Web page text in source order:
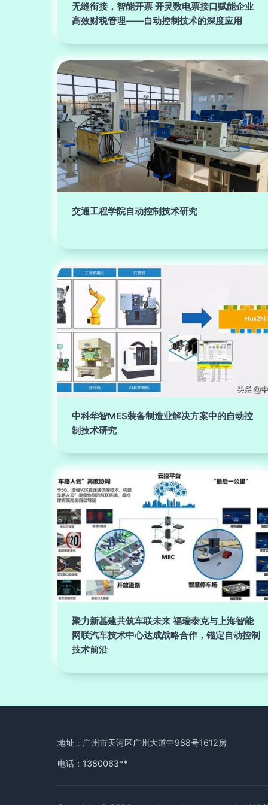
无缝衔接，智能开票 开灵数电票接口赋能企业
高效财税管理——自动控制技术的深度应用
交通工程学院自动控制技术研究
中科华智MES装备制造业解决方案中的自动控
制技术研究
聚力新基建共筑车联未来 福瑞泰克与上海智能
网联汽车技术中心达成战略合作，锚定自动控制
技术前沿
地址：广州市天河区广州大道中988号1612房
电话：1380063**